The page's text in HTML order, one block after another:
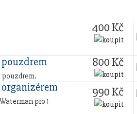
400 Kč
pouzdrem.
800 Kč
pro 1
990 Kč